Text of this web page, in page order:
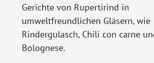
Gerichte von Rupertirind in
umweltfreundlichen Gläsern, wie
Rindergulasch, Chili con carne
Bolognese.